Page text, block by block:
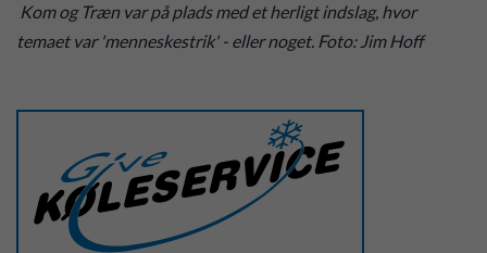
Kom og Træn var på plads med et herligt indslag, hvor
temaet var 'menneskestrik' - eller noget. Foto: Jim Hoff